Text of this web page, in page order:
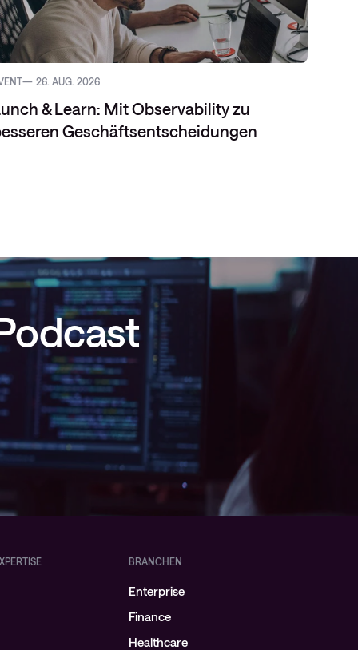
26. AUG. 2026
& Learn: Mit Observability zu
Geschäftsentscheidungen
BRANCHEN
Enterprise
Finance
Healthcare